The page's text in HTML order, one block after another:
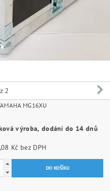
z 2
MG16XU
výroba, dodání do 14 dnů
4 290,08 Kč bez DPH